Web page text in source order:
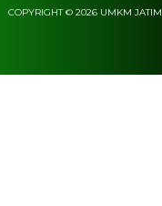
COPYRIGHT © 2026 UMKM JATIM